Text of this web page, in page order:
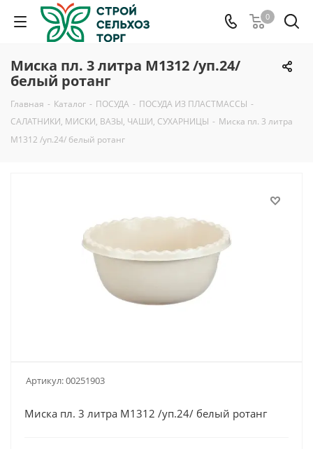
0
Миска пл. 3 литра М1312 /уп.24/
белый ротанг
Главная - Каталог - ПОСУДА - ПОСУДА ИЗ ПЛАСТМАССЫ -
САЛАТНИКИ, МИСКИ, ВАЗЫ, ЧАШИ, СУХАРНИЦЫ - Миска пл. 3 литра
М1312 /уп.24/ белый ротанг
Артикул:00251903
Миска пл. 3 литра М1312 /уп.24/ белый ротанг